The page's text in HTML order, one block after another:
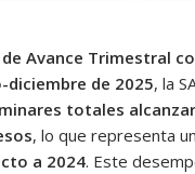
Avance Trimestral
diciembre de 2025, la
totales
, lo que representa un
a 2024. Este